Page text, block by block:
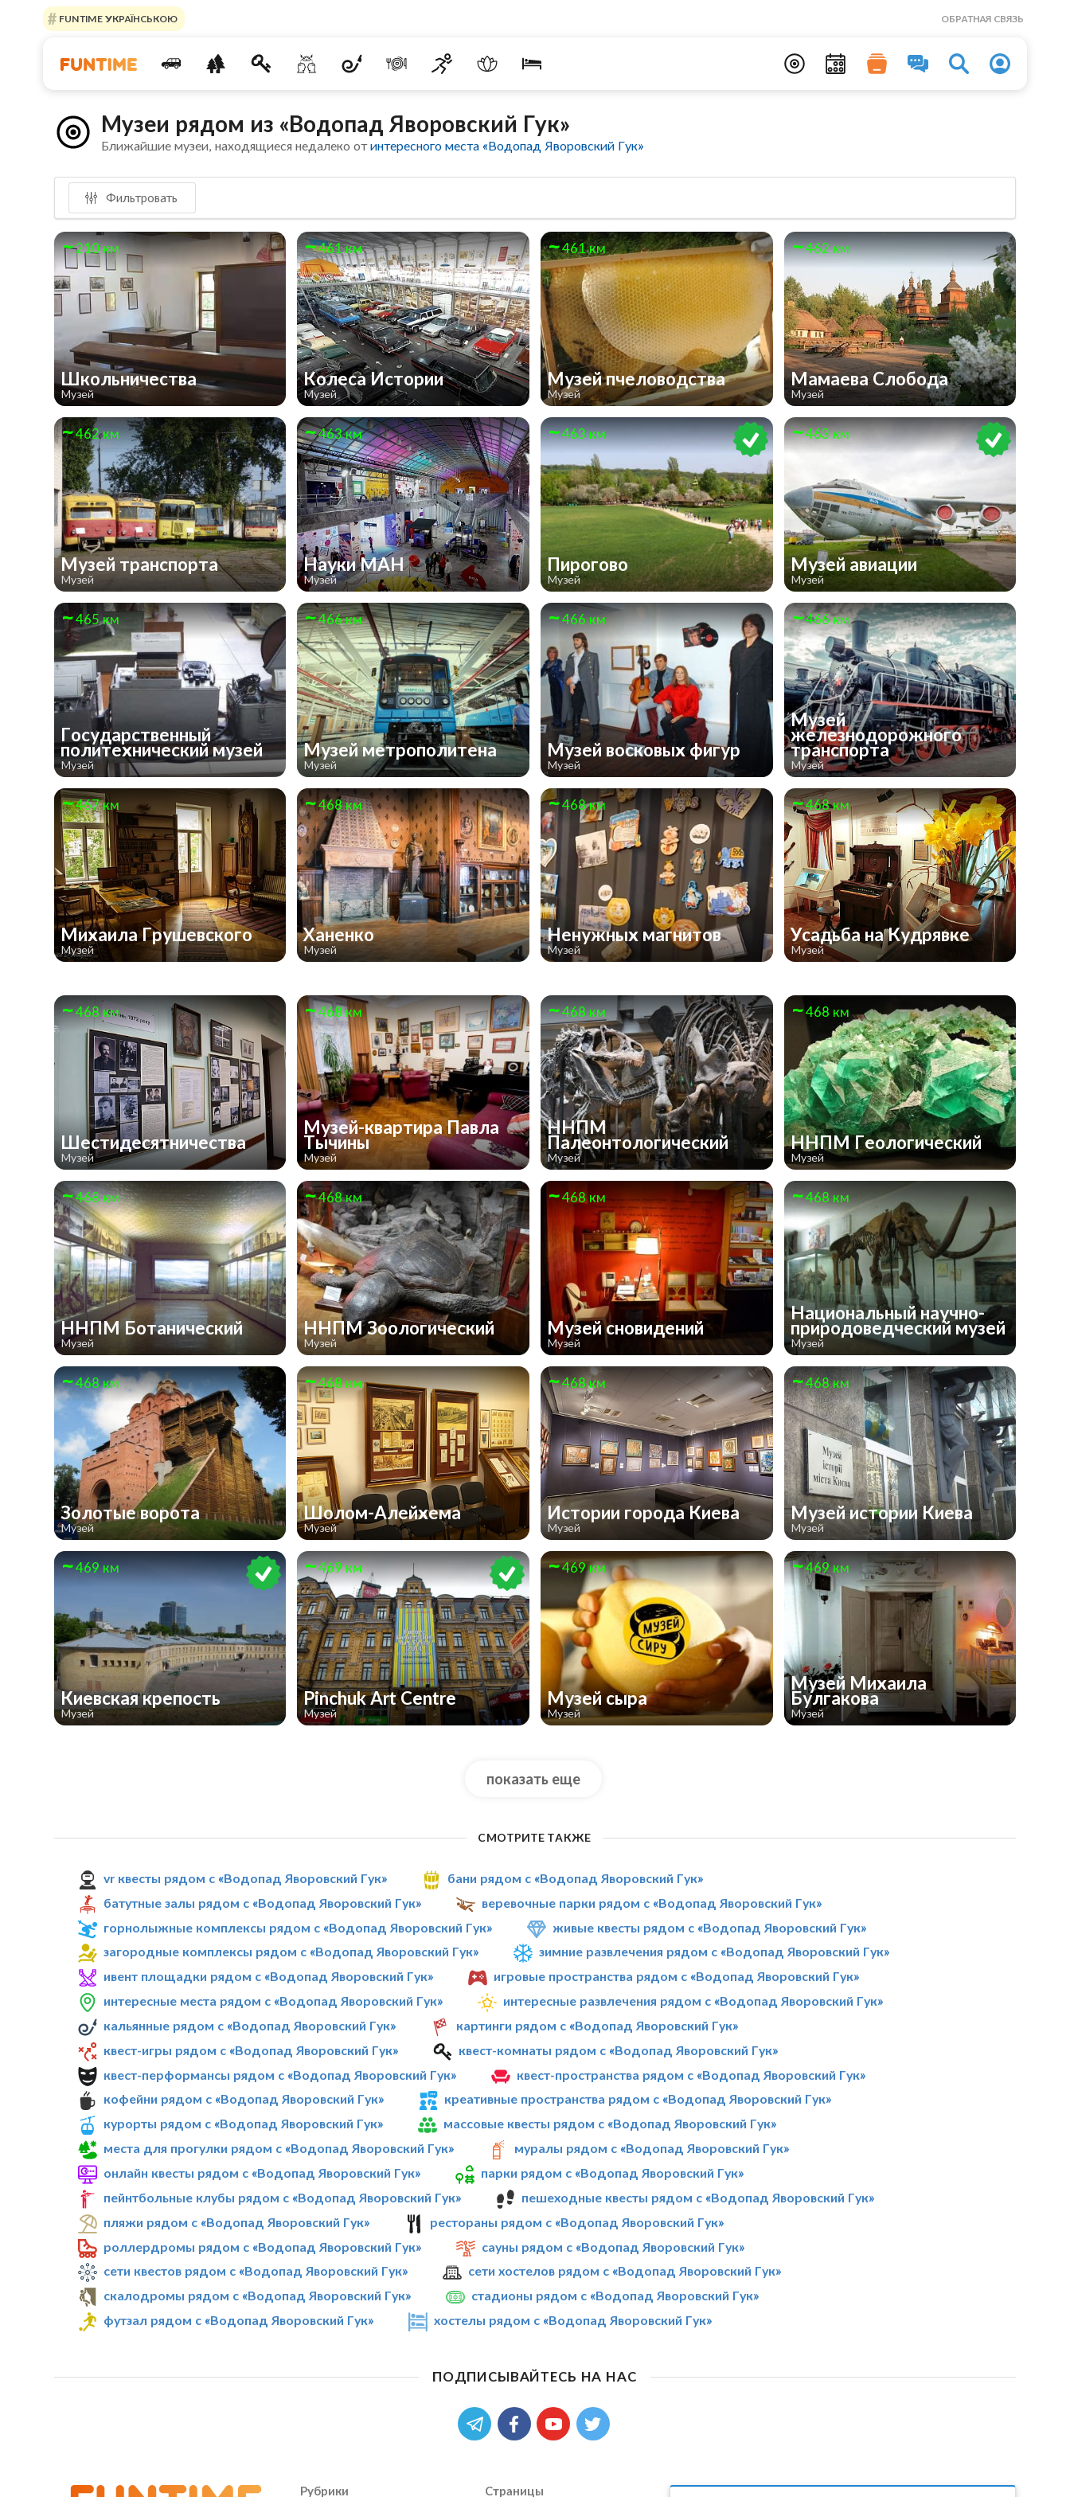
FUNTIME УКРАЇНСЬКОЮ ОБРАТНАЯ СВЯЗЬ
Музеи рядом из «Водопад Яворовский Гук»
Ближайшие музеи, находящиеся недалеко отинтересного места «Водопад Яворовский Гук»
Фильтровать
210 км
Школьничества
Музей
461 км
Колеса Истории
Музей
461 км
Музей пчеловодства
Музей
462 км
Мамаева Слобода
Музей
462 км
Музей транспорта
Музей
463 км
Науки МАН
Музей
463 км
Пирогово
Музей
463 км
Музей авиации
Музей
465 км
Государственный
политехнический музей
Музей
466 км
Музей метрополитена
Музей
466 км
Музей восковых фигур
Музей
466 км
Музей
железнодорожного
транспорта
Музей
467 км
Михаила Грушевского
Музей
468 км
Ханенко
Музей
468 км
Ненужных магнитов
Музей
468 км
Усадьба на Кудрявке
Музей
468 км
Шестидесятничества
Музей
468 км
Музей-квартира Павла
Тычины
Музей
468 км
ННПМ
Палеонтологический
Музей
468 км
ННПМ Геологический
Музей
468 км
ННПМ Ботанический
Музей
468 км
ННПМ Зоологический
Музей
468 км
Музей сновидений
Музей
468 км
Национальный научно-
природоведческий музей
Музей
468 км
Золотые ворота
Музей
468 км
Шолом-Алейхема
Музей
468 км
Истории города Киева
Музей
468 км
Музей истории Киева
Музей
469 км
Киевская крепость
Музей
469 км
Pinchuk Art Centre
Музей
469 км
Музей сыра
Музей
469 км
Музей Михаила
Булгакова
Музей
показать еще
СМОТРИТЕ ТАКЖЕ
vr квесты рядом с «Водопад Яворовский Гук»
бани рядом с «Водопад Яворовский Гук»
батутные залы рядом с «Водопад Яворовский Гук»
веревочные парки рядом с «Водопад Яворовский Гук»
горнолыжные комплексы рядом с «Водопад Яворовский Гук»
живые квесты рядом с «Водопад Яворовский Гук»
загородные комплексы рядом с «Водопад Яворовский Гук»
зимние развлечения рядом с «Водопад Яворовский Гук»
ивент площадки рядом с «Водопад Яворовский Гук»
игровые пространства рядом с «Водопад Яворовский Гук»
интересные места рядом с «Водопад Яворовский Гук»
интересные развлечения рядом с «Водопад Яворовский Гук»
кальянные рядом с «Водопад Яворовский Гук»
картинги рядом с «Водопад Яворовский Гук»
квест-игры рядом с «Водопад Яворовский Гук»
квест-комнаты рядом с «Водопад Яворовский Гук»
квест-перформансы рядом с «Водопад Яворовский Гук»
квест-пространства рядом с «Водопад Яворовский Гук»
кофейни рядом с «Водопад Яворовский Гук»
креативные пространства рядом с «Водопад Яворовский Гук»
курорты рядом с «Водопад Яворовский Гук»
массовые квесты рядом с «Водопад Яворовский Гук»
места для прогулки рядом с «Водопад Яворовский Гук»
муралы рядом с «Водопад Яворовский Гук»
онлайн квесты рядом с «Водопад Яворовский Гук»
парки рядом с «Водопад Яворовский Гук»
пейнтбольные клубы рядом с «Водопад Яворовский Гук»
пешеходные квесты рядом с «Водопад Яворовский Гук»
пляжи рядом с «Водопад Яворовский Гук»
рестораны рядом с «Водопад Яворовский Гук»
роллердромы рядом с «Водопад Яворовский Гук»
сауны рядом с «Водопад Яворовский Гук»
сети квестов рядом с «Водопад Яворовский Гук»
сети хостелов рядом с «Водопад Яворовский Гук»
скалодромы рядом с «Водопад Яворовский Гук»
стадионы рядом с «Водопад Яворовский Гук»
футзал рядом с «Водопад Яворовский Гук»
хостелы рядом с «Водопад Яворовский Гук»
ПОДПИСЫВАЙТЕСЬ НА НАС
Рубрики Страницы